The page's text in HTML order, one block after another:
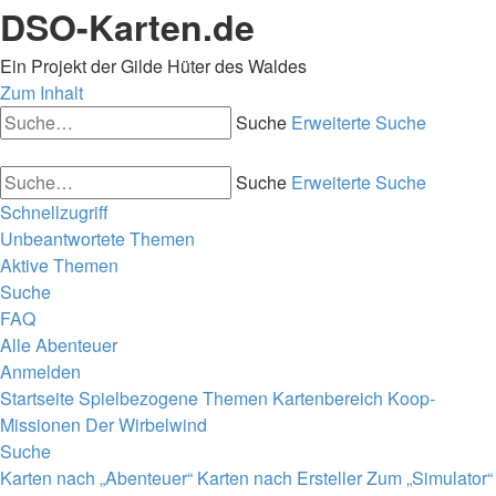
DSO-Karten.de
Ein Projekt der Gilde Hüter des Waldes
Zum Inhalt
Suche Erweiterte Suche
Suche Erweiterte Suche
Schnellzugriff
Unbeantwortete Themen
Aktive Themen
Suche
FAQ
Alle Abenteuer
Anmelden
StartseiteSpielbezogene Themen Kartenbereich Koop-
Missionen Der Wirbelwind
Suche
Karten nach „Abenteuer“ Karten nach ErstellerZum „Simulator“